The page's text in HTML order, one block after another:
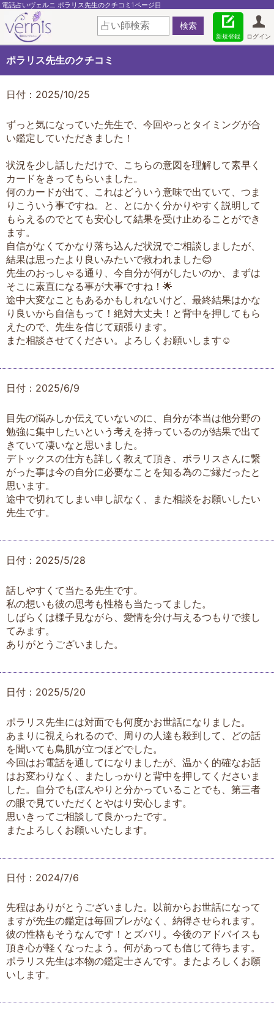
電話占いヴェルニ ポラリス先生のクチコミ1ページ目
ログイン
新規登録
ポラリス先生のクチコミ
日付：2025/10/25
ずっと気になっていた先生で、今回やっとタイミングが合
い鑑定していただきました！
状況を少し話しただけで、こちらの意図を理解して素早く
カードをきってもらいました。
何のカードが出て、これはどういう意味で出ていて、つま
りこういう事ですね。と、とにかく分かりやすく説明して
もらえるのでとても安心して結果を受け止めることができ
ます。
自信がなくてかなり落ち込んだ状況でご相談しましたが、
結果は思ったより良いみたいで救われました😊
先生のおっしゃる通り、今自分が何がしたいのか、まずは
そこに素直になる事が大事ですね！🌟
途中大変なこともあるかもしれないけど、最終結果はかな
り良いから自信もって！絶対大丈夫！と背中を押してもら
えたので、先生を信じて頑張ります。
また相談させてください。よろしくお願いします☺️
日付：2025/6/9
目先の悩みしか伝えていないのに、自分が本当は他分野の
勉強に集中したいという考えを持っているのが結果で出て
きていて凄いなと思いました。
デトックスの仕方も詳しく教えて頂き、ポラリスさんに繋
がった事は今の自分に必要なことを知る為のご縁だったと
思います。
途中で切れてしまい申し訳なく、また相談をお願いしたい
先生です。
日付：2025/5/28
話しやすくて当たる先生です。
私の想いも彼の思考も性格も当たってました。
しばらくは様子見ながら、愛情を分け与えるつもりで接し
てみます。
ありがとうございました。
日付：2025/5/20
ポラリス先生には対面でも何度かお世話になりました。
あまりに視えられるので、周りの人達も殺到して、どの話
を聞いても鳥肌が立つほどでした。
今回はお電話を通してになりましたが、温かく的確なお話
はお変わりなく、またしっかりと背中を押してくださいま
した。自分でもぼんやりと分かっていることでも、第三者
の眼で見ていただくとやはり安心します。
思いきってご相談して良かったです。
またよろしくお願いいたします。
日付：2024/7/6
先程はありがとうございました。以前からお世話になって
ますが先生の鑑定は毎回ブレがなく、納得させられます。
彼の性格もそうなんです！とズバリ。今後のアドバイスも
頂き心が軽くなったよう。何があっても信じて待ちます。
ポラリス先生は本物の鑑定士さんです。またよろしくお願
いします。